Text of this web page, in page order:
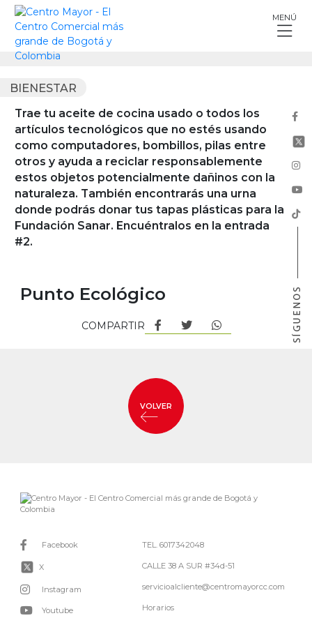
Skip
MENÚ
BIENESTAR
Trae tu aceite de cocina usado o todos los
artículos tecnológicos que no estés usando
como computadores, bombillos, pilas entre
otros y ayuda a reciclar responsablemente
estos objetos potencialmente dañinos con la
naturaleza. También encontrarás una urna
donde podrás donar tus tapas plásticas para la
Fundación Sanar. Encuéntralos en la entrada
#2.
Punto Ecológico
COMPARTIR
VOLVER
Facebook
X
Instagram
Youtube
TEL. 6017342048
CALLE 38 A SUR #34d-51
servicioalcliente@centromayorcc.com
Horarios